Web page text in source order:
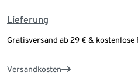
Lieferung
Gratisversand ab 29 € & kostenlose
Versandkosten